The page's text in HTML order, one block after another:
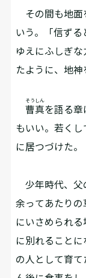
その間も地面
いう。「信ず
ゆえにふしぎ
たように、地神
曹真
そうしん
を語る章
もいい。若くし
に居つづけた。
少年時代、父
余ってあたり
にいさめられ
に別れることに
の人として育